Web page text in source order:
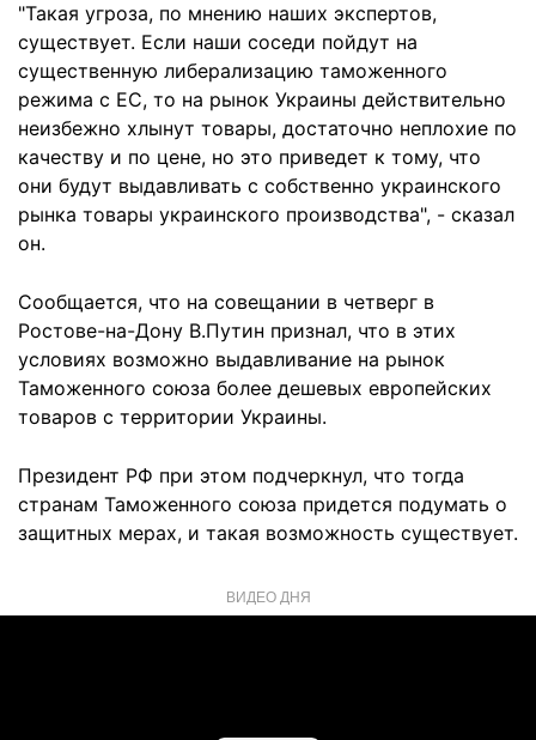
"Такая угроза, по мнению наших экспертов,
существует. Если наши соседи пойдут на
существенную либерализацию таможенного
режима с ЕС, то на рынок Украины действительно
неизбежно хлынут товары, достаточно неплохие по
качеству и по цене, но это приведет к тому, что
они будут выдавливать с собственно украинского
рынка товары украинского производства", - сказал
он.
Сообщается, что на совещании в четверг в
Ростове-на-Дону В.Путин признал, что в этих
условиях возможно выдавливание на рынок
Таможенного союза более дешевых европейских
товаров с территории Украины.
Президент РФ при этом подчеркнул, что тогда
странам Таможенного союза придется подумать о
защитных мерах, и такая возможность существует.
ВИДЕО ДНЯ